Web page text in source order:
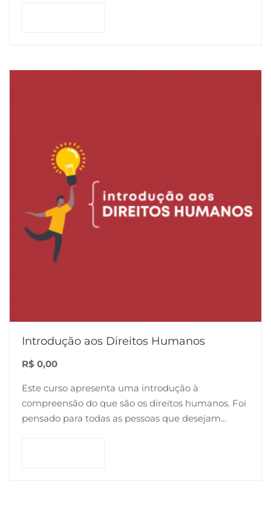
Introdução aos Direitos Humanos
R$ 0,00
Este curso apresenta uma introdução à
compreensão do que são os direitos humanos. Foi
pensado para todas as pessoas que desejam